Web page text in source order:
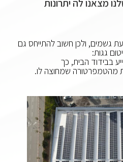
מצאנו לה יתרונות
גשמים, ולכן חשוב להתייחס גם
גגות:
בבידוד הבית, כך
שמחוצה לו.